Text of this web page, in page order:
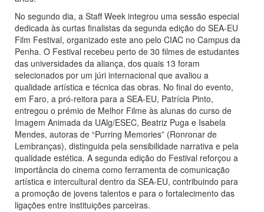
No segundo dia, a Staff Week integrou uma sessão especial
dedicada às curtas finalistas da segunda edição do SEA-EU
Film Festival, organizado este ano pelo CIAC no Campus da
Penha. O Festival recebeu perto de 30 filmes de estudantes
das universidades da aliança, dos quais 13 foram
selecionados por um júri internacional que avaliou a
qualidade artística e técnica das obras. No final do evento,
em Faro, a pró-reitora para a SEA-EU, Patrícia Pinto,
entregou o prémio de Melhor Filme às alunas do curso de
Imagem Animada da UAlg/ESEC, Beatriz Puga e Isabela
Mendes, autoras de “Purring Memories” (Ronronar de
Lembranças), distinguida pela sensibilidade narrativa e pela
qualidade estética. A segunda edição do Festival reforçou a
importância do cinema como ferramenta de comunicação
artística e intercultural dentro da SEA-EU, contribuindo para
a promoção de jovens talentos e para o fortalecimento das
ligações entre instituições parceiras.